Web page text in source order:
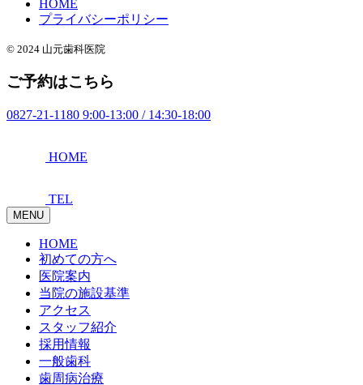
HOME
プライバシーポリシー
© 2024 山元歯科医院
ご予約はこちら
0827-21-1180 9:00-13:00 / 14:30-18:00
HOME
TEL
MENU
HOME
初めての方へ
医院案内
当院の施設基準
アクセス
スタッフ紹介
採用情報
一般歯科
歯周病治療